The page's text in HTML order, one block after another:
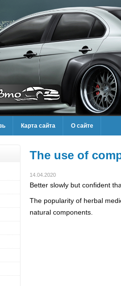
Карта сайта О сайте
The use of
14.04.2020
Better slowly but confident
The popularity of herbal
natural components.